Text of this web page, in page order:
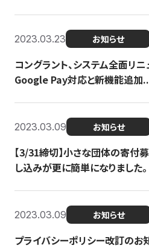
2023.03.23 お知らせ
コングラント、システム全面リ
Google Pay対応と新機能追加
2023.03.09 お知らせ
【3/31締切】小さな団体の寄付
し込みが更に簡単になりました。
2023.03.09 お知らせ
プライバシーポリシー改訂のお